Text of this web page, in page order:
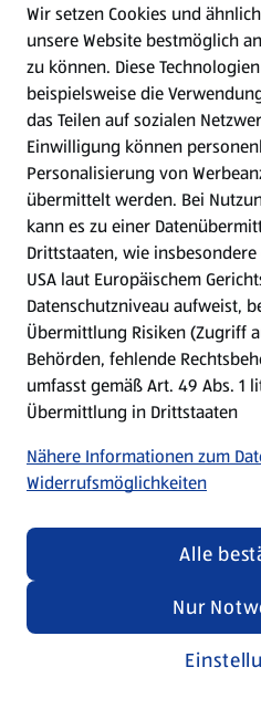
Kochen
Rezepte
Wir setzen Cookies und
unsere Website bestmöglich
zu können. Diese
beispielsweise die
das Teilen auf sozialen
Einwilligung können
Personalisierung von
übermittelt werden. Bei
kann es zu einer
Drittstaaten, wie
USA laut Europäischem
Datenschutzniveau aufweist,
Übermittlung Risiken (Zugriff
Behörden, fehlende
umfasst gemäß Art. 49 Abs. 1
Übermittlung in Drittstaaten
Nähere Informationen zum
Widerrufsmöglichkeiten
Nur
Alle